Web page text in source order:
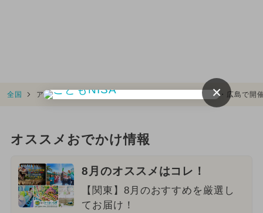
全国 アイスが無料でもらえる人気イベント！ 東京・大阪・広島で開
オススメおでかけ情報
8月のオススメはコレ！
【関東】8月のおすすめを厳選し
てお届け！
×